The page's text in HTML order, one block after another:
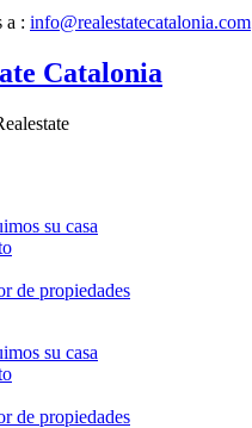
a : info@realestatecatalonia.com
Catalonia
su casa
de propiedades
su casa
de propiedades